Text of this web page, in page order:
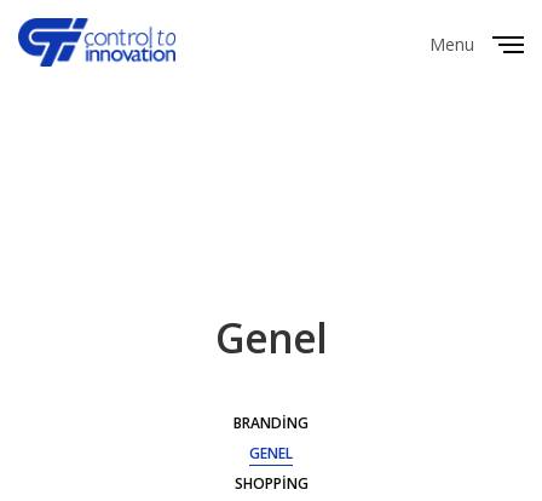
Menu
Genel
BRANDING
GENEL
SHOPPING